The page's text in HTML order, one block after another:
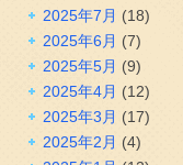
2025年7月 (18)
2025年6月 (7)
2025年5月 (9)
2025年4月 (12)
2025年3月 (17)
2025年2月 (4)